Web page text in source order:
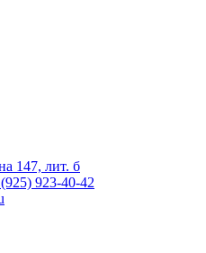
147, лит. б
923-40-42